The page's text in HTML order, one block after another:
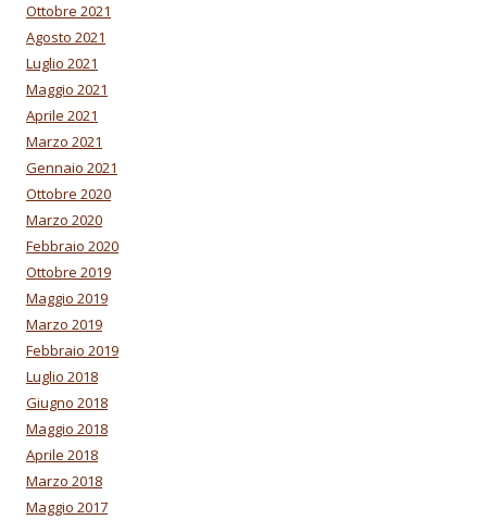
Ottobre 2021
Agosto 2021
Luglio 2021
Maggio 2021
Aprile 2021
Marzo 2021
Gennaio 2021
Ottobre 2020
Marzo 2020
Febbraio 2020
Ottobre 2019
Maggio 2019
Marzo 2019
Febbraio 2019
Luglio 2018
Giugno 2018
Maggio 2018
Aprile 2018
Marzo 2018
Maggio 2017